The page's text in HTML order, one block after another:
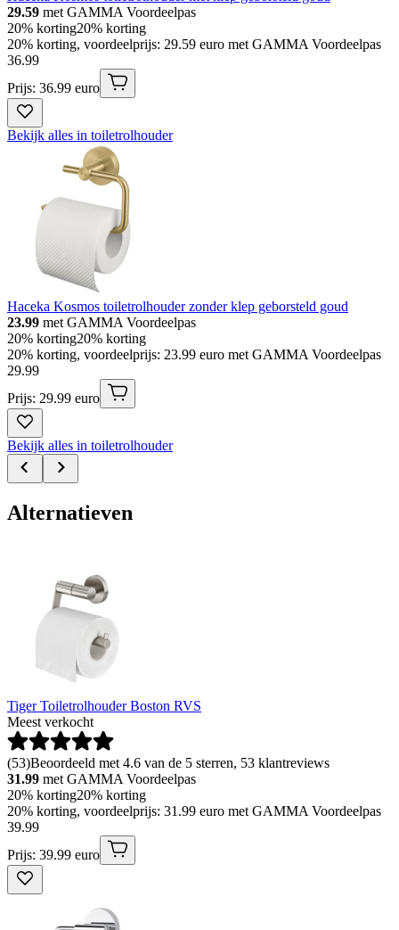
29.59 met GAMMA Voordeelpas
20% korting20% korting
20% korting, voordeelprijs: 29.59 euro met GAMMA Voordeelpas
36.99
Prijs: 36.99 euro
Bekijk alles in toiletrolhouder
Haceka Kosmos toiletrolhouder zonder klep geborsteld goud
23.99 met GAMMA Voordeelpas
20% korting20% korting
20% korting, voordeelprijs: 23.99 euro met GAMMA Voordeelpas
29.99
Prijs: 29.99 euro
Bekijk alles in toiletrolhouder
Alternatieven
Tiger Toiletrolhouder Boston RVS
Meest verkocht
(53)Beoordeeld met 4.6 van de 5 sterren, 53 klantreviews
31.99 met GAMMA Voordeelpas
20% korting20% korting
20% korting, voordeelprijs: 31.99 euro met GAMMA Voordeelpas
39.99
Prijs: 39.99 euro